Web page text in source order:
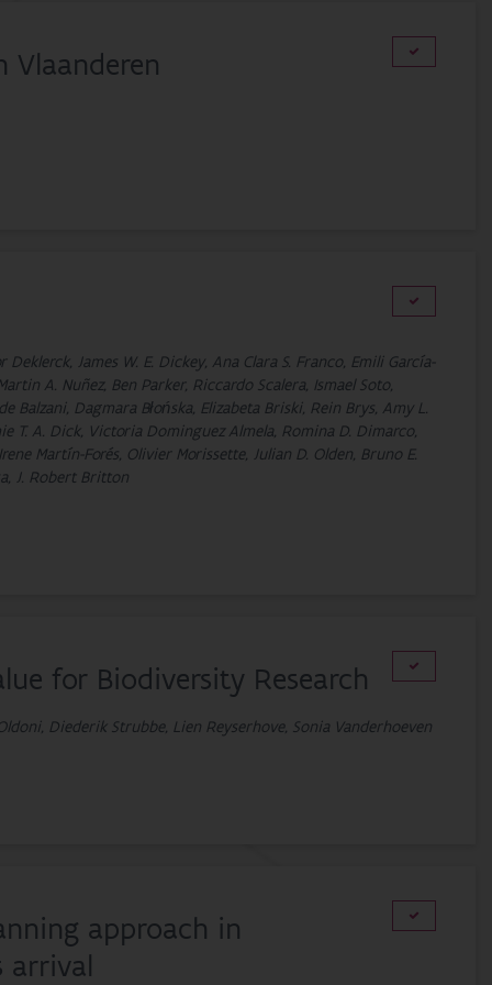
Vlaanderen
James W. E. Dickey, Ana Clara S. Franco, Emili García-
A. Nuñez, Ben Parker, Riccardo Scalera, Ismael Soto,
Dagmara Błońska, Elizabeta Briski, Rein Brys, Amy L.
T. A. Dick, Victoria Dominguez Almela, Romina D. Dimarco,
Martín-Forés, Olivier Morissette, Julian D. Olden, Bruno E.
J. Robert Britton
for Biodiversity Research
Diederik Strubbe, Lien Reyserhove, Sonia Vanderhoeven
approach in
arrival